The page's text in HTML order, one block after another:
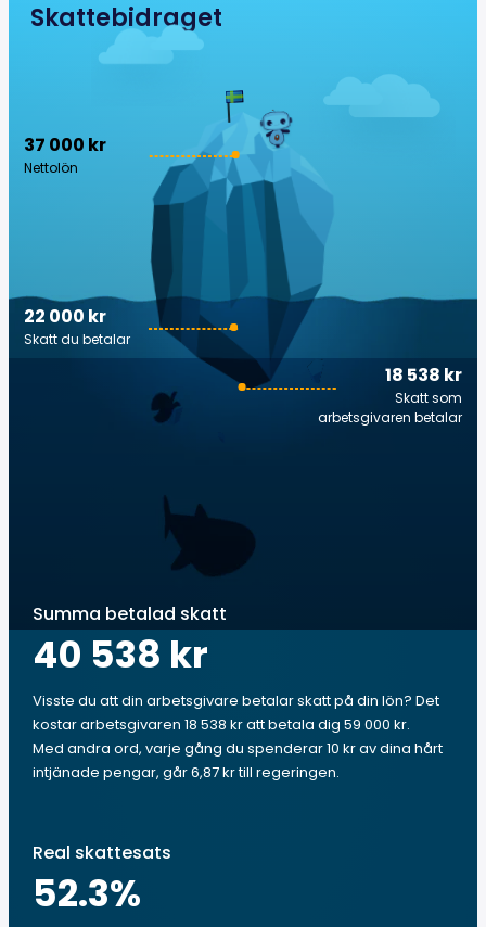
Skattebidraget
37 000 kr
Nettolön
18 538 kr
Skatt som
arbetsgivaren betalar
22 000 kr
Skatt du betalar
Summa betalad skatt
40 538 kr
Visste du att din arbetsgivare betalar skatt på din lön? Det
kostar arbetsgivaren 18 538 kr att betala dig 59 000 kr.
Med andra ord, varje gång du spenderar 10 kr av dina hårt
intjänade pengar, går 6,87 kr till regeringen.
Real skattesats
52.3%